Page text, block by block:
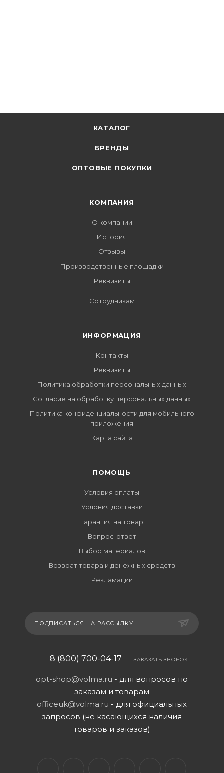
КАТАЛОГ
БРЕНДЫ
ОПТОВЫЕ ПОКУПКИ
КОМПАНИЯ
О компании
История
Отзывы
Производственные площадки
Реквизиты
Сотрудникам
ИНФОРМАЦИЯ
Контакты
Реквизиты
Политика обработки персональных данных
Согласие на обработку персональных данных
Политика конфиденциальности для мобильного
приложения
Карта сайта
ПОМОЩЬ
Условия оплаты
Условия доставки
Гарантия на товар
Вопрос-ответ
Выбор материалов
Возврат товара и денежных средств
Рекламации
ПОДПИСАТЬСЯ НА РАССЫЛКУ
8 (800) 700-04-17 ЗАКАЗАТЬ ЗВОНОК
opt-shop@volma.ru - для вопросов по
заказам и товарам
officeuk@volma.ru - для официальных
запросов (не касающихся наличия
товаров и заказов)